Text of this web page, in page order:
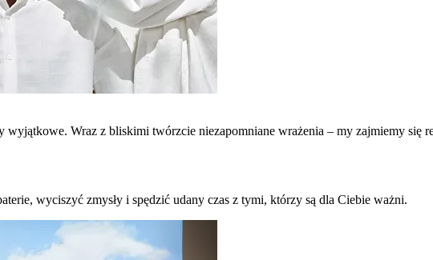
wyjątkowe. Wraz z bliskimi twórzcie niezapomniane wrażenia – my zajmiemy się
wyciszyć zmysły i spędzić udany czas z tymi, którzy są dla Ciebie ważni.